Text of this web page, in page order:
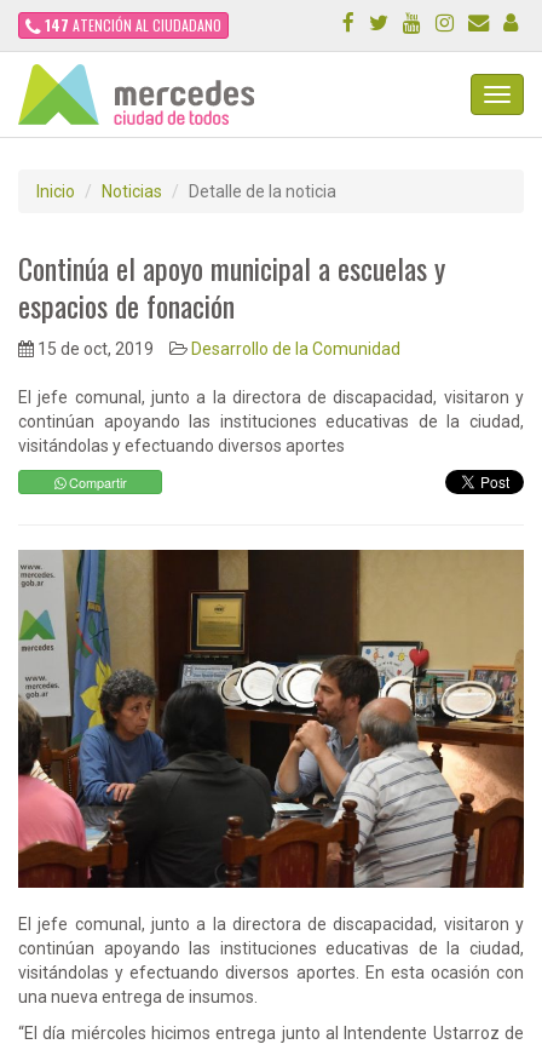
147 ATENCIÓN AL CIUDADANO
Inicio Noticias Detalle de la noticia
Continúa el apoyo municipal a escuelas y
espacios de fonación
15 de oct, 2019 Desarrollo de la Comunidad
El jefe comunal, junto a la directora de discapacidad, visitaron y
continúan apoyando las instituciones educativas de la ciudad,
visitándolas y efectuando diversos aportes
Compartir
El jefe comunal, junto a la directora de discapacidad, visitaron y
continúan apoyando las instituciones educativas de la ciudad,
visitándolas y efectuando diversos aportes. En esta ocasión con
una nueva entrega de insumos.
“El día miércoles hicimos entrega junto al Intendente Ustarroz de